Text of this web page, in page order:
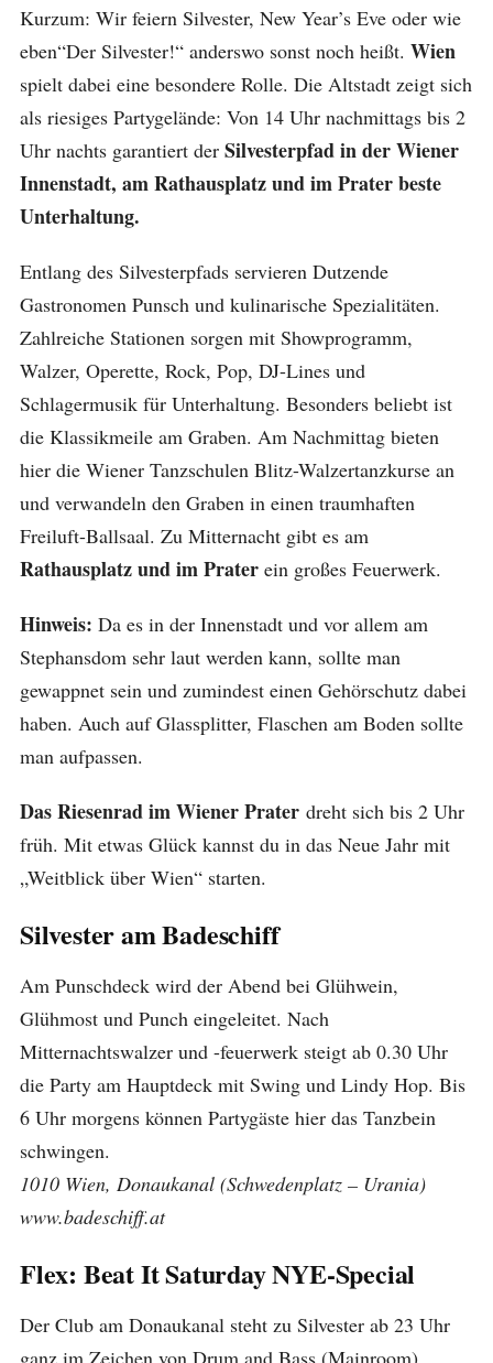
Kurzum: Wir feiern Silvester, New Year’s Eve oder wie
eben“Der Silvester!“ anderswo sonst noch heißt. Wien
spielt dabei eine besondere Rolle. Die Altstadt zeigt sich
als riesiges Partygelände: Von 14 Uhr nachmittags bis 2
Uhr nachts garantiert derSilvesterpfad in der Wiener
Innenstadt, am Rathausplatz und im Prater beste
Unterhaltung.
Entlang des Silvesterpfads servieren Dutzende
Gastronomen Punsch und kulinarische Spezialitäten.
Zahlreiche Stationen sorgen mit Showprogramm,
Walzer, Operette, Rock, Pop, DJ-Lines und
Schlagermusik für Unterhaltung. Besonders beliebt ist
die Klassikmeile am Graben. Am Nachmittag bieten
hier die Wiener Tanzschulen Blitz-Walzertanzkurse an
und verwandeln den Graben in einen traumhaften
Freiluft-Ballsaal. Zu Mitternacht gibt es am
Rathausplatz und im Prater ein großes Feuerwerk.
Hinweis: Da es in der Innenstadt und vor allem am
Stephansdom sehr laut werden kann, sollte man
gewappnet sein und zumindest einen Gehörschutz dabei
haben. Auch auf Glassplitter, Flaschen am Boden sollte
man aufpassen.
Das Riesenrad im Wiener Praterdreht sich bis 2 Uhr
früh. Mit etwas Glück kannst du in das Neue Jahr mit
„Weitblick über Wien“ starten.
Silvester am Badeschiff
Am Punschdeck wird der Abend bei Glühwein,
Glühmost und Punch eingeleitet. Nach
Mitternachtswalzer und -feuerwerk steigt ab 0.30 Uhr
die Party am Hauptdeck mit Swing und Lindy Hop. Bis
6 Uhr morgens können Partygäste hier das Tanzbein
schwingen.
1010 Wien, Donaukanal (Schwedenplatz – Urania)
www.badeschiff.at
Flex: Beat It Saturday NYE-Special
Der Club am Donaukanal steht zu Silvester ab 23 Uhr
ganz im Zeichen von Drum and Bass (Mainroom).